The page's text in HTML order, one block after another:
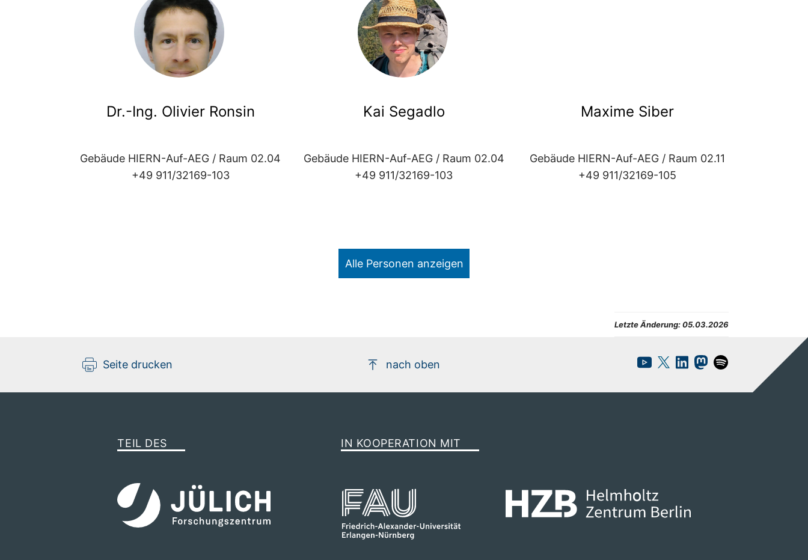
Dr.-Ing. Olivier Ronsin
Gebäude HIERN-Auf-AEG / Raum 02.04
+49 911/32169-103
Kai Segadlo
Gebäude HIERN-Auf-AEG / Raum 02.04
+49 911/32169-103
Maxime Siber
Gebäude HIERN-Auf-AEG / Raum 02.11
+49 911/32169-105
+49 9131-12538205
Alle Personen anzeigen
Letzte Änderung: 05.03.2026
Seite drucken nach oben
TEIL DES IN KOOPERATION MIT